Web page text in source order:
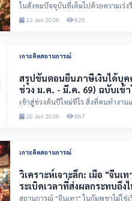
ในสังคมปัจจุบันที่เต็มไปด้วยความเร่ง
เผลอใช้สายตาเพื่อ "จ...
22 Jan 2026 825
เกาะติดสถานการณ์
สรุปขั้นตอนยื่นภาษีเงินได้บุค
ช่วง ม.ค. - มี.ค. 69) ฉบับเข้า
เข้าสู่ช่วงต้นปีใหม่ทีไร สิ่งที่คนทำงาน
ยื่นภาษี...
20 Jan 2026 867
เกาะติดสถานการณ์
วิเคราะห์เจาะลึก: เมื่อ "จีน
ระเบิดเวลาที่ส่งผลกระทบถึง
สถานการณ์ "จีนเทา" ในกัมพูชาไม่ใช่